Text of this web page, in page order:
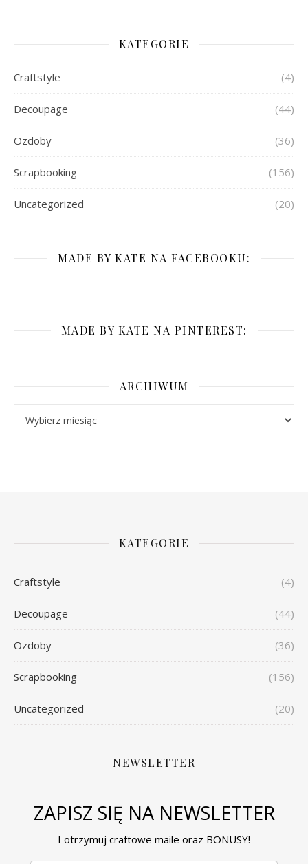
KATEGORIE
Craftstyle (4)
Decoupage (44)
Ozdoby (36)
Scrapbooking (156)
Uncategorized (20)
MADE BY KATE NA FACEBOOKU:
MADE BY KATE NA PINTEREST:
ARCHIWUM
KATEGORIE
Craftstyle (4)
Decoupage (44)
Ozdoby (36)
Scrapbooking (156)
Uncategorized (20)
NEWSLETTER
ZAPISZ SIĘ NA NEWSLETTER
I otrzymuj craftowe maile oraz BONUSY!